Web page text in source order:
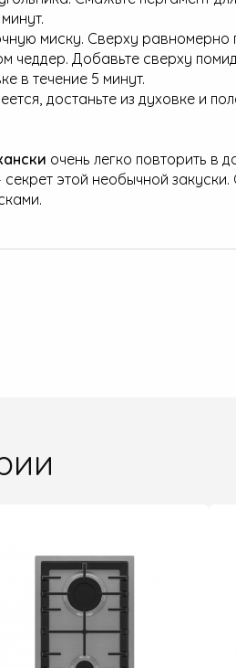
миску. Сверху равномерно
чеддер. Добавьте сверху
в течение 5 минут.
достаньте из духовке и
очень легко повторить в
этой необычной